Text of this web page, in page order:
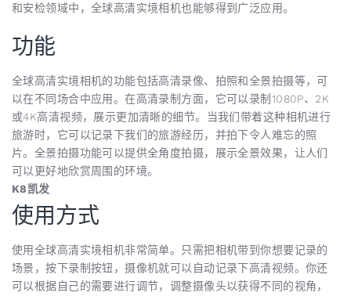
和安检领域中，全球高清实境相机也能够得到广泛应用。
功能
全球高清实境相机的功能包括高清录像、拍照和全景拍摄等，可
以在不同场合中应用。在高清录制方面，它可以录制1080P、2K
或4K高清视频，展示更加清晰的细节。当我们带着这种相机进行
旅游时，它可以记录下我们的旅游经历，并拍下令人难忘的照
片。全景拍摄功能可以提供全角度拍摄，展示全景效果，让人们
可以更好地欣赏周围的环境。
K8凯发
使用方式
使用全球高清实境相机非常简单。只需把相机带到你想要记录的
场景，按下录制按钮，摄像机就可以自动记录下高清视频。你还
可以根据自己的需要进行调节，调整摄像头以获得不同的视角，